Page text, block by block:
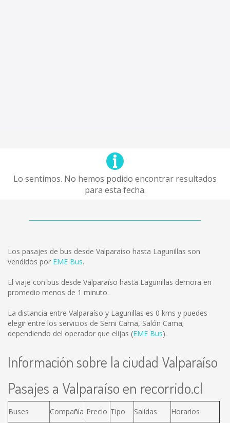
Lo sentimos. No hemos podido encontrar resultados
para esta fecha.
Los pasajes de bus desde Valparaíso hasta Lagunillas son
vendidos por EME Bus.
El viaje con bus desde Valparaíso hasta Lagunillas demora en
promedio menos de 1 minuto.
La distancia entre Valparaíso y Lagunillas es 0 kms y puedes
elegir entre los servicios de Semi Cama, Salón Cama;
dependiendo del operador que elijas (EME Bus).
Información sobre la ciudad Valparaíso
Pasajes a Valparaíso en recorrido.cl
Buses Compañía Precio Tipo Salidas Horarios